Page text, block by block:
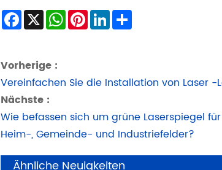
Facebook
X WhatsApp
Pinterest
LinkedIn
Vorherige :
Vereinfachen Sie die Installation von Laser -
Nächste :
Wie befassen sich um grüne Laserspiegel
Heim-, Gemeinde- und Industriefelder?
Ähnliche Neuigkeiten